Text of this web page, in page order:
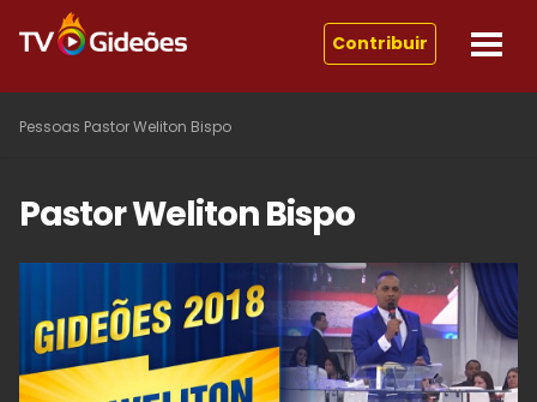
Contribuir
Pessoas Pastor Weliton Bispo
Pastor Weliton Bispo